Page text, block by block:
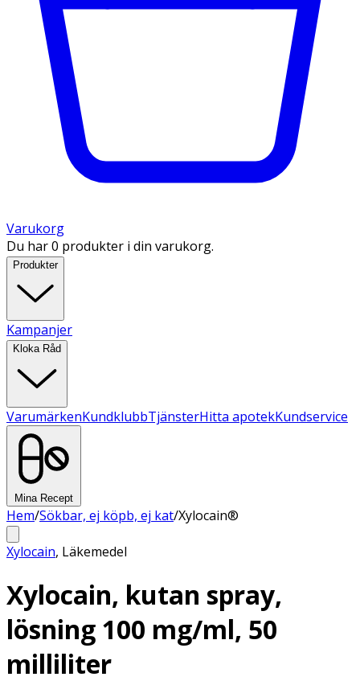
Varukorg
Du har 0 produkter i din varukorg.
Produkter
Kampanjer
Kloka Råd
VarumärkenKundklubbTjänsterHitta apotekKundservice
Mina Recept
Hem/Sökbar, ej köpb, ej kat/Xylocain®
Xylocain, Läkemedel
Xylocain, kutan spray,
lösning 100 mg/ml, 50
milliliter